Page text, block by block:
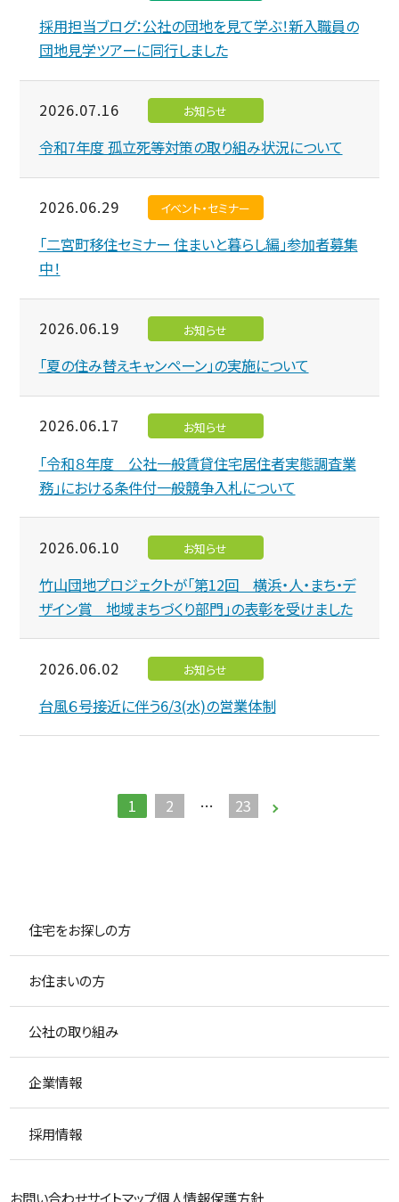
採用担当ブログ：公社の団地を見て学ぶ！新入職員の
団地見学ツアーに同行しました
2026.07.16 お知らせ
令和7年度 孤立死等対策の取り組み状況について
2026.06.29 イベント・セミナー
「二宮町移住セミナー 住まいと暮らし編」参加者募集
中！
2026.06.19 お知らせ
「夏の住み替えキャンペーン」の実施について
2026.06.17 お知らせ
「令和８年度 公社一般賃貸住宅居住者実態調査業
務」における条件付一般競争入札について
2026.06.10 お知らせ
竹山団地プロジェクトが「第12回 横浜・人・まち・デ
ザイン賞 地域まちづくり部門」の表彰を受けました
2026.06.02 お知らせ
台風６号接近に伴う6/3(水)の営業体制
1 2 … 23
住宅をお探しの方
お住まいの方
公社の取り組み
企業情報
採用情報
お問い合わせサイトマップ個人情報保護方針